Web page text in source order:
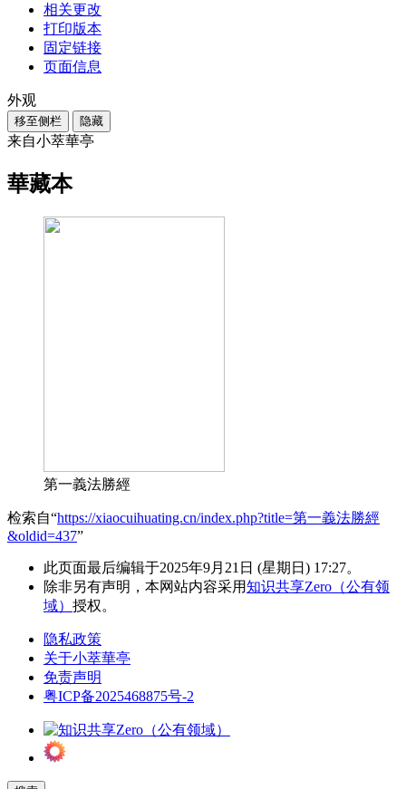
相关更改
打印版本
固定链接
页面信息
外观
移至侧栏 隐藏
来自小萃華亭
華藏本
第一義法勝經
检索自“https://xiaocuihuating.cn/index.php?title=第一義法勝經
&oldid=437”
此页面最后编辑于2025年9月21日 (星期日) 17:27。
除非另有声明，本网站内容采用知识共享Zero（公有领
域） 授权。
隐私政策
关于小萃華亭
免责声明
粤ICP备2025468875号-2